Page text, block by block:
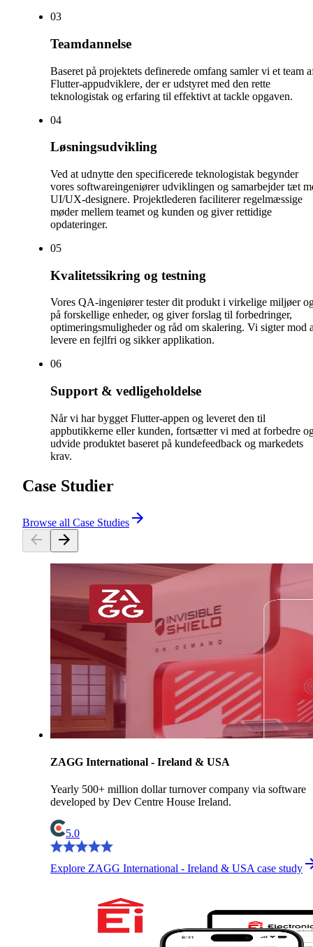
03
Teamdannelse
Baseret på projektets definerede omfang samler vi et team
Flutter-appudviklere, der er udstyret med den rette
teknologistak og erfaring til effektivt at tackle opgaven.
04
Løsningsudvikling
Ved at udnytte den specificerede teknologistak begynder
vores softwareingeniører udviklingen og samarbejder tæt
UI/UX-designere. Projektlederen faciliterer regelmæssige
møder mellem teamet og kunden og giver rettidige
opdateringer.
05
Kvalitetssikring og testning
Vores QA-ingeniører tester dit produkt i virkelige miljøer
på forskellige enheder, og giver forslag til forbedringer,
optimeringsmuligheder og råd om skalering. Vi sigter mod
levere en fejlfri og sikker applikation.
06
Support & vedligeholdelse
Når vi har bygget Flutter-appen og leveret den til
appbutikkerne eller kunden, fortsætter vi med at forbedre
udvide produktet baseret på kundefeedback og markedets
krav.
Case Studier
Browse all Case Studies
ZAGG International - Ireland & USA
Yearly 500+ million dollar turnover company via software
developed by Dev Centre House Ireland.
5.0
Explore ZAGG International - Ireland & USA case study